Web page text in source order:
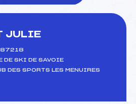
JULIE
DE SKI DE SAVOIE
DES SPORTS LES MENUIRES